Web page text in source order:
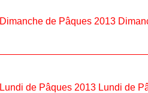
Dimanche de Pâques 2013
Lundi de Pâques 2013 Lundi de